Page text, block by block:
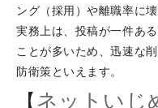
ング（採用）や離職率に
実務上は、投稿が一件あ
ことが多いため、迅速な
防衛策といえます。
【 ネットいじ